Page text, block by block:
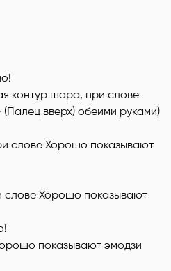
контур шара, при слове
вверх) обеими руками)
слове Хорошо показывают
слове Хорошо показывают
показывают эмодзи